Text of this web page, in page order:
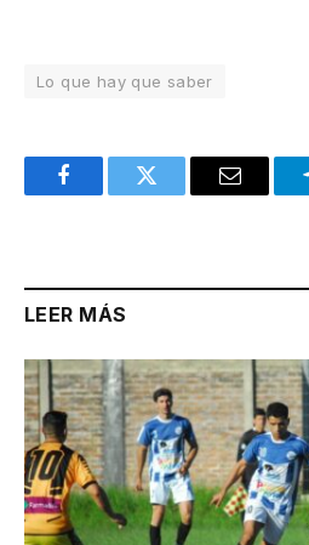
Lo que hay que saber
FacebookTwitter Email
LEER MÁS